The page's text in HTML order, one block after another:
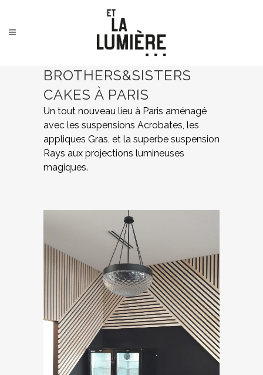
BROTHERS&SISTERS
CAKES À PARIS
Un tout nouveau lieu à Paris aménagé
avec les suspensions Acrobates, les
appliques Gras, et la superbe suspension
Rays aux projections lumineuses
magiques.